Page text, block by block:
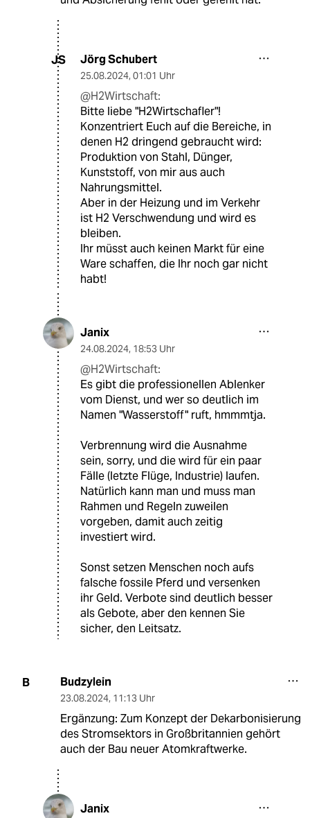
JS Jörg Schubert
25.08.2024, 01:01 Uhr
@H2Wirtschaft:
Bitte liebe "H2Wirtschafler"!
Konzentriert Euch auf die Bereiche, in
denen H2 dringend gebraucht wird:
Produktion von Stahl, Dünger,
Kunststoff, von mir aus auch
Nahrungsmittel.
Aber in der Heizung und im Verkehr
ist H2 Verschwendung und wird es
bleiben.
Ihr müsst auch keinen Markt für eine
Ware schaffen, die Ihr noch gar nicht
habt!
Janix
24.08.2024, 18:53 Uhr
@H2Wirtschaft:
Es gibt die professionellen Ablenker
vom Dienst, und wer so deutlich im
Namen "Wasserstoff" ruft, hmmmtja.
Verbrennung wird die Ausnahme
sein, sorry, und die wird für ein paar
Fälle (letzte Flüge, Industrie) laufen.
Natürlich kann man und muss man
Rahmen und Regeln zuweilen
vorgeben, damit auch zeitig
investiert wird.
Sonst setzen Menschen noch aufs
falsche fossile Pferd und versenken
ihr Geld. Verbote sind deutlich besser
als Gebote, aber den kennen Sie
sicher, den Leitsatz.
B Budzylein
23.08.2024, 11:13 Uhr
Ergänzung: Zum Konzept der Dekarbonisierung
des Stromsektors in Großbritannien gehört
auch der Bau neuer Atomkraftwerke.
Janix